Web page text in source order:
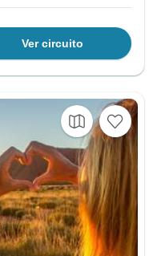
Ver circuito